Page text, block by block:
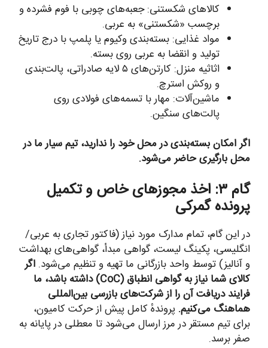
کالاهای شکستنی: جعبه‌های چوبی با فوم فشرده و
برچسب «شکستنی» به عربی.
مواد غذایی: بسته‌بندی وکیوم یا پلمپ با درج تاریخ
تولید و انقضا به عربی روی بسته.
اثاثیه منزل: کارتن‌های ۵ لایه صادراتی، پالت‌بندی
و روکش استرچ.
ماشین‌آلات: مهار با تسمه‌های فولادی روی
پالت‌های سنگین.
اگر امکان بسته‌بندی در محل خود را ندارید، تیم سیار ما در
محل بارگیری حاضر می‌شود.
گام ۳: اخذ مجوزهای خاص و تکمیل
پرونده گمرکی
در این گام، تمام مدارک مورد نیاز (فاکتور تجاری به عربی/
انگلیسی، پکینگ لیست، گواهی مبدأ، گواهی‌های بهداشت
و آنالیز) توسط واحد بازرگانی ما تهیه و تنظیم می‌شود. اگر
کالای شما نیاز به گواهی انطباق (CoC) داشته باشد، ما
فرایند دریافت آن را از شرکت‌های بازرسی بین‌المللی
هماهنگ می‌کنیم. پروندهٔ کامل پیش از حرکت کامیون،
برای تیم مستقر در مرز ارسال می‌شود تا معطلی در پایانه به
صفر برسد.